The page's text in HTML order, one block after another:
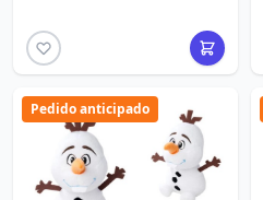
Pedido anticipado